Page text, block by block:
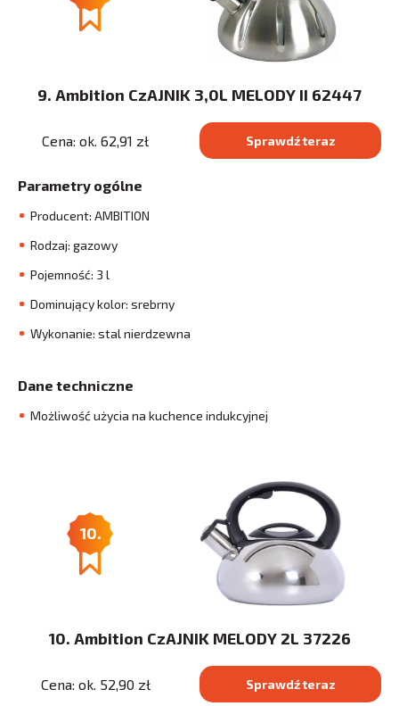
9. Ambition CzAJNIK 3,0L MELODY II 62447
Cena: ok. 62,91 zł Sprawdź teraz
Parametry ogólne
Producent: AMBITION
Rodzaj: gazowy
Pojemność: 3 l
Dominujący kolor: srebrny
Wykonanie: stal nierdzewna
Dane techniczne
Możliwość użycia na kuchence indukcyjnej
10.
10. Ambition CzAJNIK MELODY 2L 37226
Cena: ok. 52,90 zł Sprawdź teraz